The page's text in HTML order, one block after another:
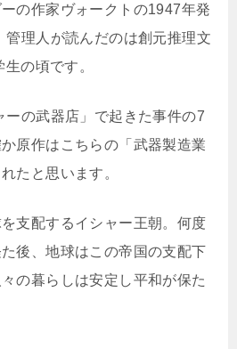
の作家ヴォークトの1947年発
理人が読んだのは創元推理文
の頃です。
の武器店」で起きた事件の7
原作はこちらの「武器製造業
たと思います。
支配するイシャー王朝。何度
後、地球はこの帝国の支配下
の暮らしは安定し平和が保た